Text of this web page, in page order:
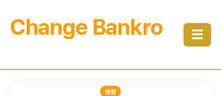
Change Bankro ☰
병원